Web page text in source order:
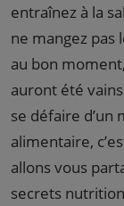
entraînez à la
ne mangez pas
au bon
auront été
se défaire d’un
alimentaire,
allons vous
secrets